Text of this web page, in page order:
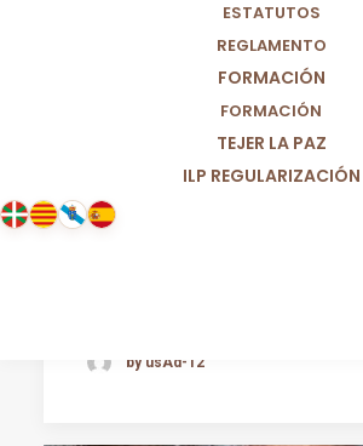
ESTATUTOS
REGLAMENTO
FORMACIÓN
FORMACIÓN
TEJER LA PAZ
ILP REGULARIZACIÓN
by usAd-12